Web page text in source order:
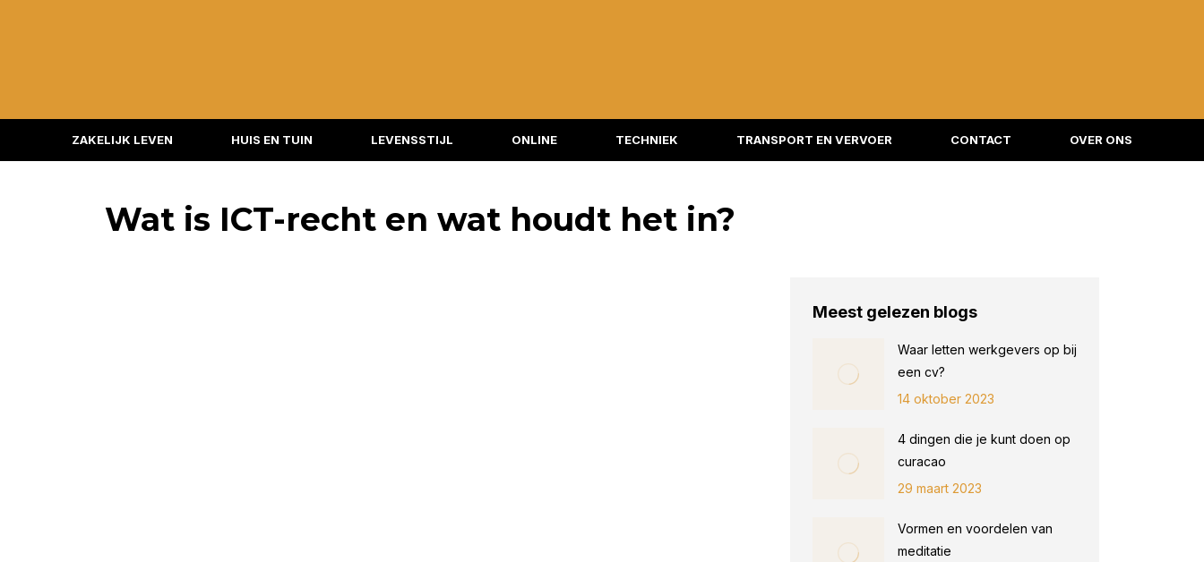
ZAKELIJK LEVEN HUIS EN TUIN LEVENSSTIJL ONLINE TECHNIEK TRANSPORT EN VERVOER CONTACT OVER ONS
Wat is ICT-recht en wat houdt het in?
Meest gelezen blogs
Waar letten werkgevers op bij
een cv?
14 oktober 2023
4 dingen die je kunt doen op
curacao
29 maart 2023
Vormen en voordelen van
meditatie